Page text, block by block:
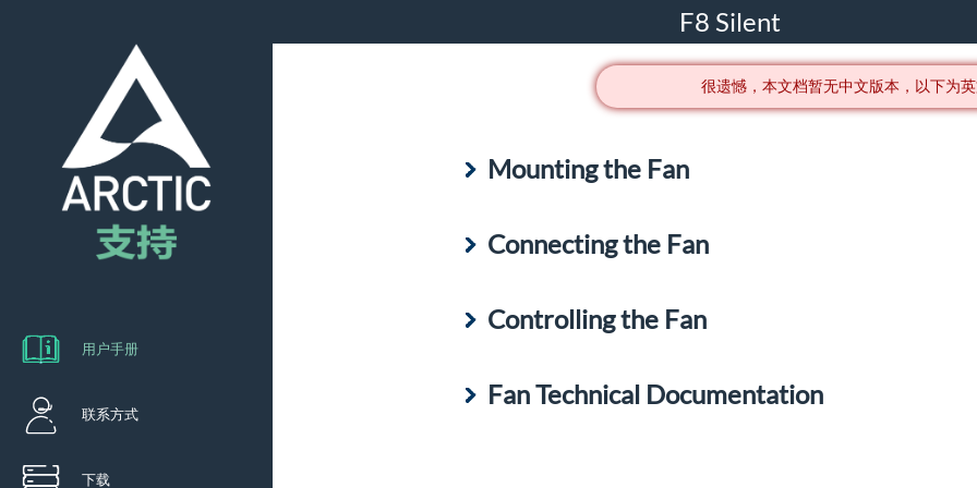
F8 Silent
用户手册
联系方式
下载
很遗憾，本文档暂无中文版本，以下为
Mounting the Fan
Connecting the Fan
Controlling the Fan
Fan Technical Documentation